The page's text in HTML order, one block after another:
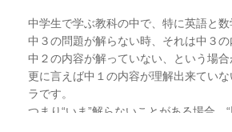
中学生で学ぶ教科の中で、特に英語と数
中３の問題が解らない時、それは中３
中２の内容が解っていない、という場合
更に言えば中１の内容が理解出来てい
ラです。
つまり“いま”解らないことがある場合、